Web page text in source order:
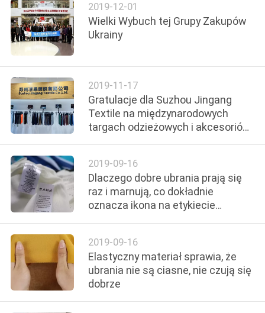
PRZYPADKI
COMPANY
NEWS
SITEMAP
PRIVACY
POLICY
2019-12-01
Wielki Wybuch tej Grupy Zakupów
Ukrainy
2019-11-17
Gratulacje dla Suzhou Jingang
Textile na międzynarodowych
targach odzieżowych i akcesoriów
2019-09-16
Dlaczego dobre ubrania prają się
raz i marnują, co dokładnie
oznacza ikona na etykiecie
2019-09-16
Elastyczny materiał sprawia, że ​​
ubrania nie są ciasne, nie czują się
dobrze